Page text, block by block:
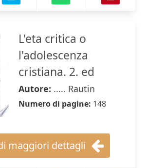
L'eta critica o
l'adolescenza
cristiana. 2. ed
Autore: ..... Rautin
Numero di pagine: 148
maggiori dettagli